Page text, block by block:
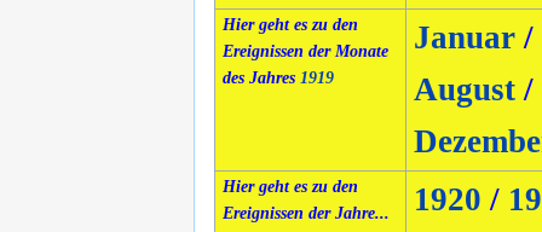
Hier geht es zu den
Ereignissen der Monate
des Jahres 1919
Januar/
August/
Hier geht es zu den
Ereignissen der Jahre...
1920 /